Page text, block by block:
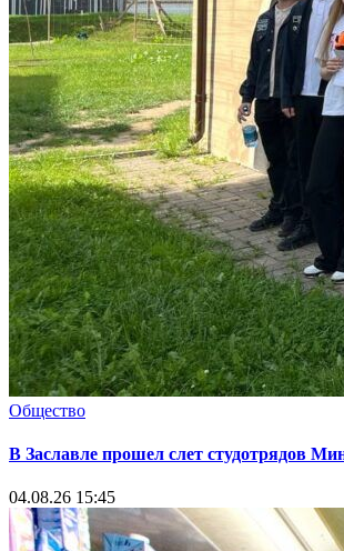
Общество
В Заславле прошел слет студотрядов
04.08.26 15:45